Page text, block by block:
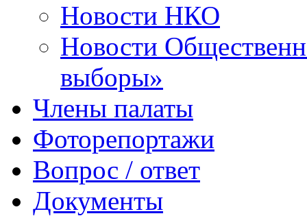
Новости НКО
Новости
выборы»
Члены палаты
Фоторепортажи
Вопрос / ответ
Документы